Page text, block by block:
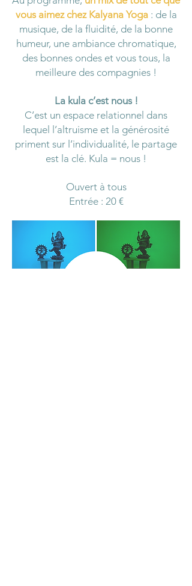
vous aimez chez Kalyana Yoga : de la
musique, de la fluidité, de la bonne
humeur, une ambiance chromatique,
des bonnes ondes et vous tous, la
meilleure des compagnies !
La kula c’est nous !
C’est un espace relationnel dans
lequel l’altruisme et la générosité
priment sur l’individualité, le partage
est la clé. Kula = nous !
Ouvert à tous
Entrée : 20 €